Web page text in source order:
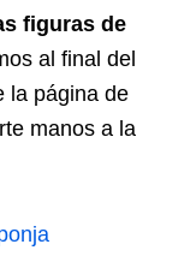
figuras de
al final del
la página de
manos a la